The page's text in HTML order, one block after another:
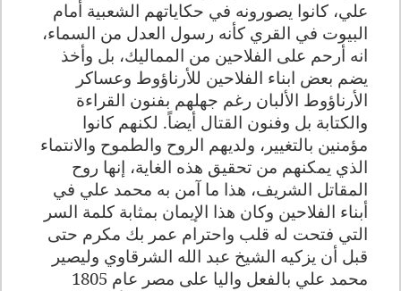
علي، كانوا يصورونه في حكاياتهم الشعبية أمام
البيوت في القري كأنه رسول العدل من السماء،
انه أرحم على الفلاحين من المماليك، بل وأخذ
يضم بعض ابناء الفلاحين للأرناؤوط وعساكر
الأرناؤوط الألبان رغم جهلهم بفنون القراءة
والكتابة بل وفنون القتال أيضاً. لكنهم كانوا
مؤمنين بالتغيير، ولديهم الروح والطموح والانتماء
الذي يمكنهم من تحقيق هذه الغاية، إنها روح
المقاتل الشريف، هذا ما آمن به محمد علي في
أبناء الفلاحين وكان هذا الإيمان بمثابة كلمة السر
التي فتحت له قلب واحترام عمر بك مكرم حتى
قبل أن يزكيه الشيخ عبد الله الشرقاوي وليصير
محمد علي بالفعل واليا على مصر عام 1805